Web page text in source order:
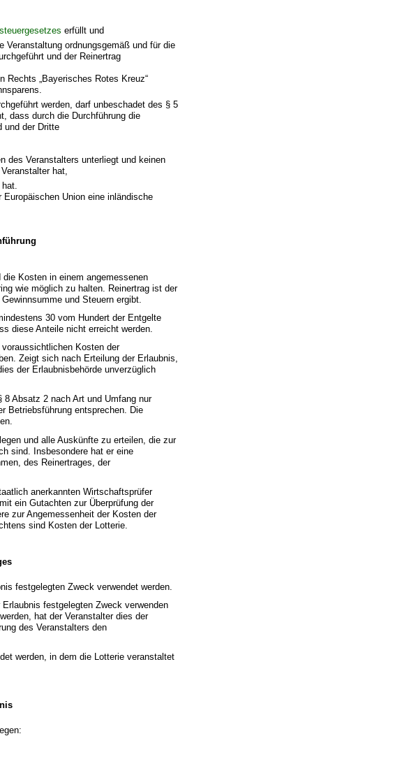
erfüllt und
ordnungsgemäß und für die
und der Reinertrag
„Bayerisches Rotes Kreuz“
werden, darf unbeschadet des § 5
dass durch die Durchführung die
und der Dritte
des Veranstalters unterliegt und keinen
hat,
Union eine inländische
Kosten in einem angemessenen
wie möglich zu halten. Reinertrag ist der
und Steuern ergibt.
30 vom Hundert der Entgelte
diese Anteile nicht erreicht werden.
Kosten der
Zeigt sich nach Erteilung der Erlaubnis,
der Erlaubnisbehörde unverzüglich
Absatz 2 nach Art und Umfang nur
Betriebsführung entsprechen. Die
und alle Auskünfte zu erteilen, die zur
sind. Insbesondere hat er eine
des Reinertrages, der
anerkannten Wirtschaftsprüfer
ein Gutachten zur Überprüfung der
zur Angemessenheit der Kosten der
sind Kosten der Lotterie.
festgelegten Zweck verwendet werden.
festgelegten Zweck verwenden
hat der Veranstalter dies der
des Veranstalters den
werden, in dem die Lotterie veranstaltet